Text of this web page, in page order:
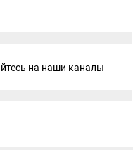
на наши каналы